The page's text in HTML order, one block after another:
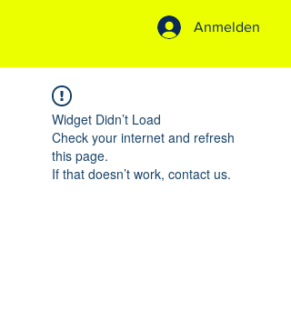
Anmelden
Widget Didn’t Load
Check your internet and refresh
this page.
If that doesn’t work, contact us.